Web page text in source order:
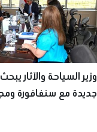
وزير السياحة والآثار
جديدة مع سنغافورة